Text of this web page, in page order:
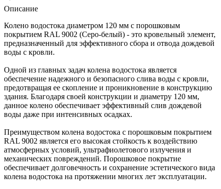
Описание
Колено водостока диаметром 120 мм с порошковым
покрытием RAL 9002 (Серо-белый) - это кровельный элемент,
предназначенный для эффективного сбора и отвода дождевой
воды с кровли.
Одной из главных задач колена водостока является
обеспечение надежного и безопасного слива воды с кровли,
предотвращая ее скопление и проникновение в конструкцию
здания. Благодаря своей конструкции и диаметру 120 мм,
данное колено обеспечивает эффективный слив дождевой
воды даже при интенсивных осадках.
Преимуществом колена водостока с порошковым покрытием
RAL 9002 является его высокая стойкость к воздействию
атмосферных условий, ультрафиолетового излучения и
механических повреждений. Порошковое покрытие
обеспечивает долговечность и сохранение эстетического вида
колена водостока на протяжении многих лет эксплуатации.